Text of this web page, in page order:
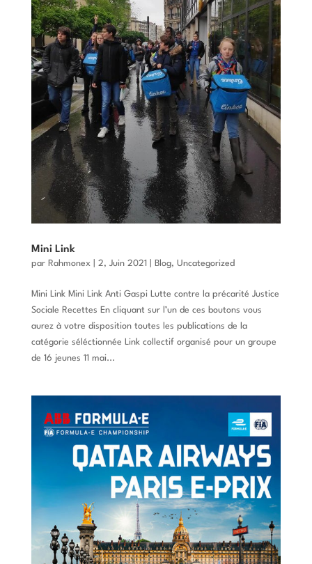
Mini Link
par Rahmonex| 2, Juin 2021 Blog, Uncategorized
Mini Link Mini Link Anti Gaspi Lutte contre la précarité Justice
Sociale Recettes En cliquant sur l’un de ces boutons vous
aurez à votre disposition toutes les publications de la
catégorie séléctionnée Link collectif organisé pour un groupe
de 16 jeunes 11 mai...